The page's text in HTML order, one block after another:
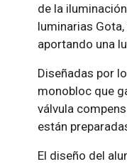
de la
luminarias
aportando una
Diseñadas por
monobloc que
válvula
están
El diseño del